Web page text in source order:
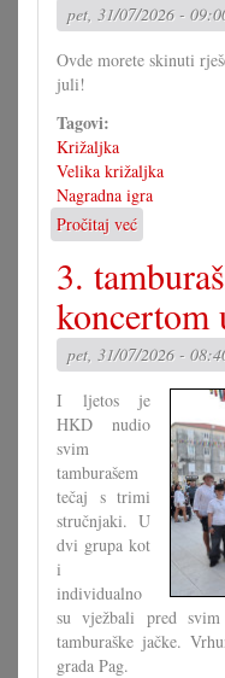
pet, 31/07/2026 -
Ovde morete skinuti
juli!
Tagovi:
Križaljka
Velika križaljka
Nagradna igra
Pročitaj već
Rješenje
velike
križaljke
za
misec
juli
3.
koncertom
pet, 31/07/2026 -
I ljetos je
HKD nudio
svim
tamburašem
tečaj s trimi
stručnjaki. U
dvi grupa kot
i
individualno
su vježbali pred
tamburaške jačke.
grada Pag.